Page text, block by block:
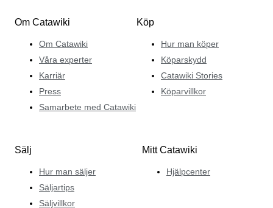
Om Catawiki
Om Catawiki
Våra experter
Karriär
Press
Samarbete med Catawiki
Köp
Hur man köper
Köparskydd
Catawiki Stories
Köparvillkor
Sälj
Hur man säljer
Säljartips
Säljvillkor
Mitt Catawiki
Hjälpcenter